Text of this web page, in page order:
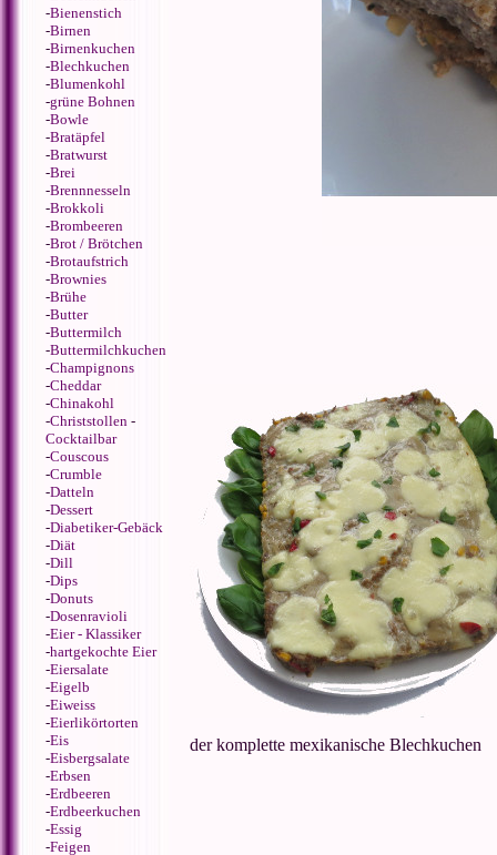
-Bienenstich
-Birnen
-Birnenkuchen
-Blechkuchen
-Blumenkohl
-grüne Bohnen
-Bowle
-Bratäpfel
-Bratwurst
-Brei
-Brennnesseln
-Brokkoli
-Brombeeren
-Brot / Brötchen
-Brotaufstrich
-Brownies
-Brühe
-Butter
-Buttermilch
-Buttermilchkuchen
-Champignons
-Cheddar
-Chinakohl
-Christstollen -
Cocktailbar
-Couscous
-Crumble
-Datteln
-Dessert
-Diabetiker-Gebäck
-Diät
-Dill
-Dips
-Donuts
-Dosenravioli
-Eier - Klassiker
-hartgekochte Eier
-Eiersalate
-Eigelb
-Eiweiss
-Eierlikörtorten
-Eis
-Eisbergsalate
-Erbsen
-Erdbeeren
-Erdbeerkuchen
-Essig
-Feigen
der komplette mexikanische Blechkuchen